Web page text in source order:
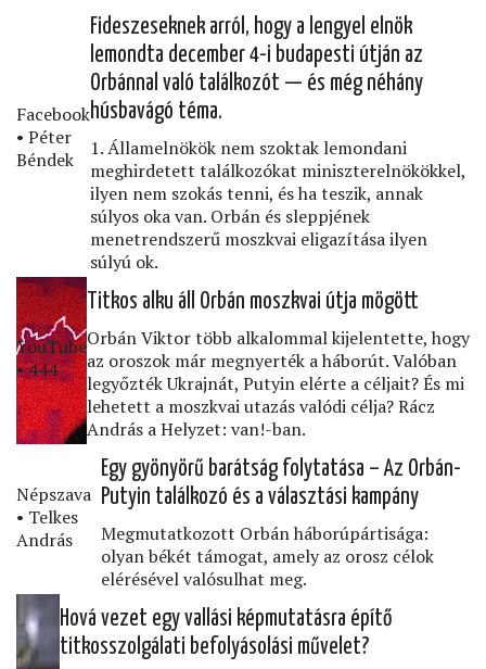
Facebook
• Péter
Béndek
Fideszeseknek arról, hogy a lengyel elnök
lemondta december 4-i budapesti útján az
Orbánnal való találkozót — és még néhány
húsbavágó téma.
1. Államelnökök nem szoktak lemondani
meghirdetett találkozókat miniszterelnökökkel,
ilyen nem szokás tenni, és ha teszik, annak
súlyos oka van. Orbán és sleppjének
menetrendszerű moszkvai eligazítása ilyen
súlyú ok.
YouTube
• 444
Titkos alku áll Orbán moszkvai útja mögött
Orbán Viktor több alkalommal kijelentette, hogy
az oroszok már megnyerték a háborút. Valóban
legyőzték Ukrajnát, Putyin elérte a céljait? És mi
lehetett a moszkvai utazás valódi célja? Rácz
András a Helyzet: van!-ban.
Népszava
• Telkes
András
Egy gyönyörű barátság folytatása – Az Orbán-
Putyin találkozó és a választási kampány
Megmutatkozott Orbán háborúpártisága:
olyan békét támogat, amely az orosz célok
elérésével valósulhat meg.
Hová vezet egy vallási képmutatásra építő
titkosszolgálati befolyásolási művelet?